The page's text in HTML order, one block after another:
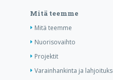
Mitä teemme
Mitä teemme
Nuorisovaihto
Projektit
Varainhankinta ja